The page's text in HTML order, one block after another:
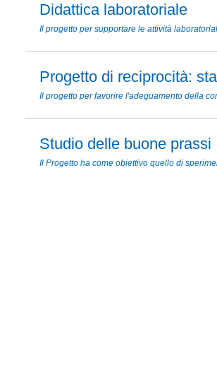
Didattica laboratoriale
Il progetto per supportare le attività
Progetto di reciprocità:
Il progetto per favorire l'adeguamento della
Studio delle buone prassi
Il Progetto ha come obiettivo quello di